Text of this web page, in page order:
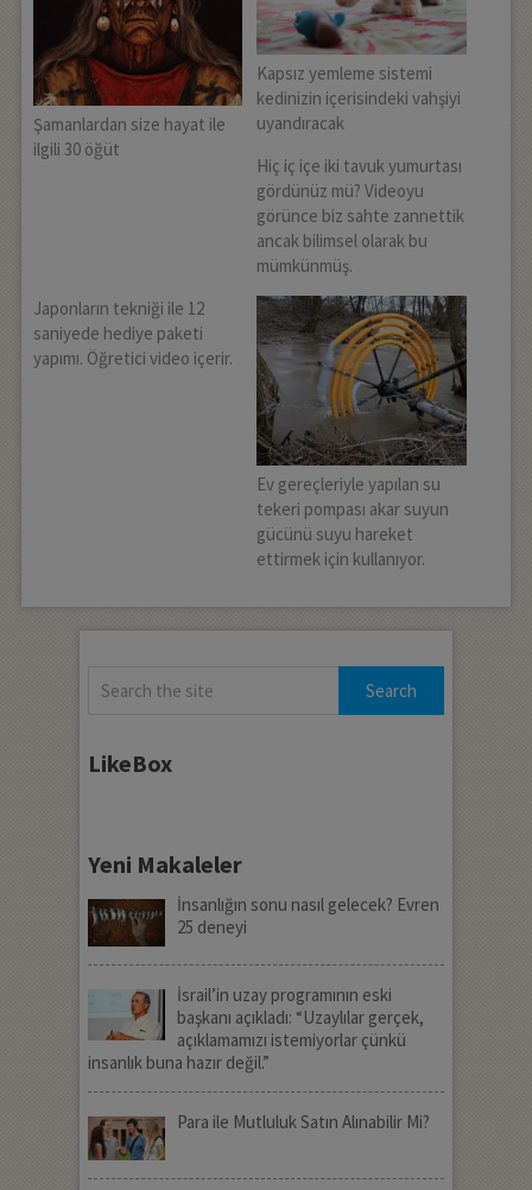
Şamanlardan size hayat ile
ilgili 30 öğüt
Kapsız yemleme sistemi
kedinizin içerisindeki vahşiyi
uyandıracak
Hiç iç içe iki tavuk yumurtası
gördünüz mü? Videoyu
görünce biz sahte zannettik
ancak bilimsel olarak bu
mümkünmüş.
Japonların tekniği ile 12
saniyede hediye paketi
yapımı. Öğretici video içerir.
Ev gereçleriyle yapılan su
tekeri pompası akar suyun
gücünü suyu hareket
ettirmek için kullanıyor.
LikeBox
Yeni Makaleler
İnsanlığın sonu nasıl gelecek? Evren
25 deneyi
İsrail’in uzay programının eski
başkanı açıkladı: “Uzaylılar gerçek,
açıklamamızı istemiyorlar çünkü
insanlık buna hazır değil.”
Para ile Mutluluk Satın Alınabilir Mi?